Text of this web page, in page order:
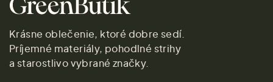
Krásne oblečenie, ktoré dobre sedí.
Príjemné materiály, pohodlné strihy
a starostlivo vybrané značky.